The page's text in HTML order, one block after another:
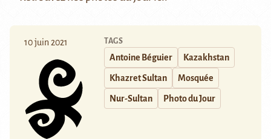
10 juin 2021 TAGS
Antoine Béguier Kazakhstan
Khazret Sultan Mosquée
Nur-Sultan Photo du Jour